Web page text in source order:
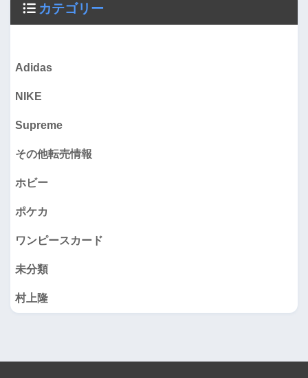
カテゴリー
Adidas
NIKE
Supreme
その他転売情報
ホビー
ポケカ
ワンピースカード
未分類
村上隆